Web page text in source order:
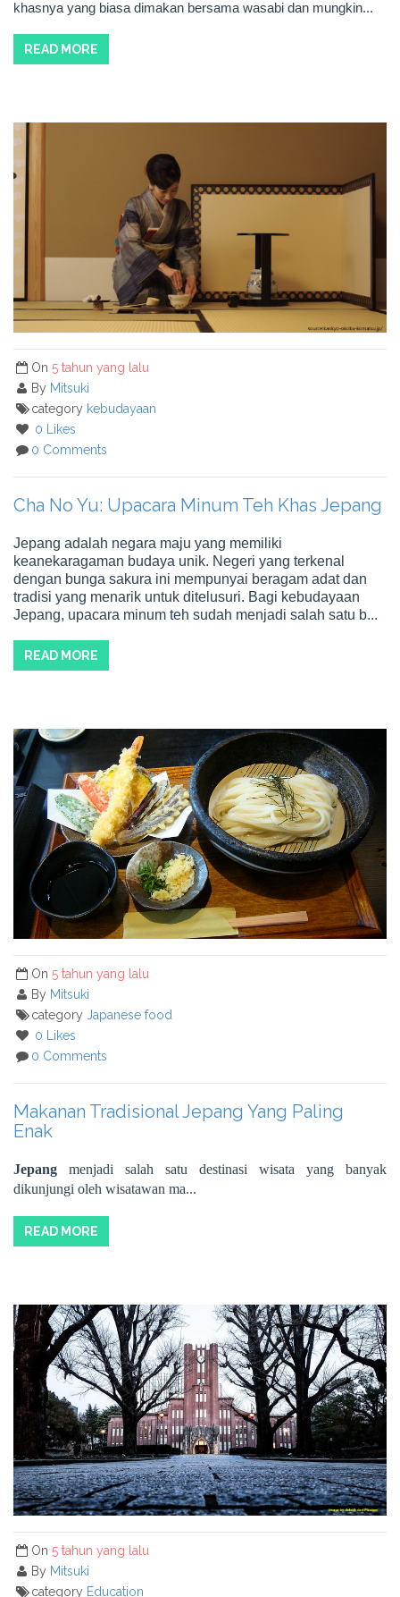
khasnya yang biasa dimakan bersama wasabi dan mungkin...
READ MORE
On 5 tahun yang lalu
By Mitsuki
category kebudayaan
0 Likes
0 Comments
Cha No Yu: Upacara Minum Teh Khas Jepang
Jepang adalah negara maju yang memiliki
keanekaragaman budaya unik. Negeri yang terkenal
dengan bunga sakura ini mempunyai beragam adat dan
tradisi yang menarik untuk ditelusuri. Bagi kebudayaan
Jepang, upacara minum teh sudah menjadi salah satu b...
READ MORE
On 5 tahun yang lalu
By Mitsuki
category Japanese food
0 Likes
0 Comments
Makanan Tradisional Jepang Yang Paling
Enak
Jepang menjadi salah satu destinasi wisata yang banyak
dikunjungi oleh wisatawan ma...
READ MORE
On 5 tahun yang lalu
By Mitsuki
category Education